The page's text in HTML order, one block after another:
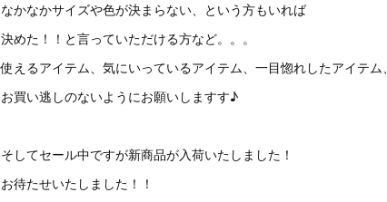
なかなかサイズや色が決まらない、という方もいれば
決めた！！と言っていただける方など。。。
使えるアイテム、気にいっているアイテム、一目惚れしたアイテム、
お買い逃しのないようにお願いしますす♪
そしてセール中ですが新商品が入荷いたしました！
お待たせいたしました！！